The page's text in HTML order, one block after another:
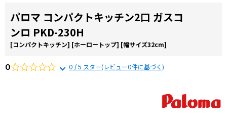
理由
施工
コラ
ム
よく
パロマ コンパクトキッチン2口 ガスコ
ンロ PKD-230H
[コンパクトキッチン] [ホーロートップ] [幅サイズ32cm]
0 0 / 5 スター(レビュー0件に基づく)